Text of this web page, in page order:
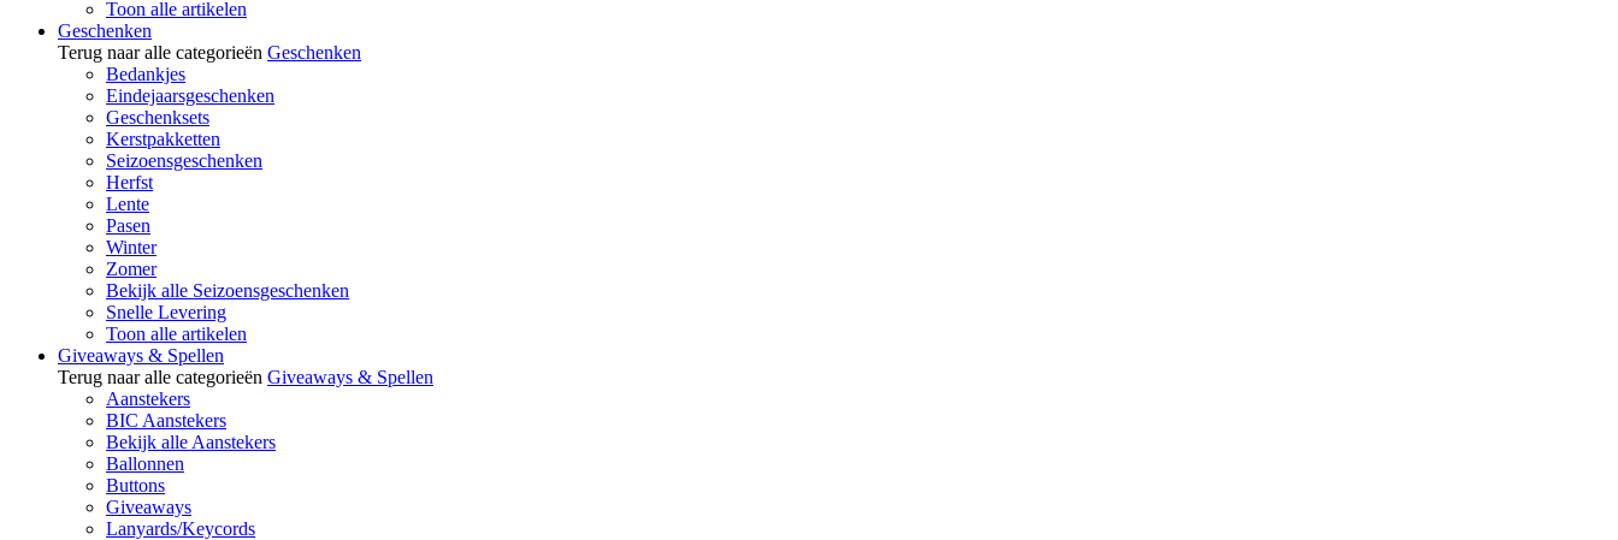
Toon alle artikelen
Geschenken
Terug naar alle categorieën Geschenken
Bedankjes
Eindejaarsgeschenken
Geschenksets
Kerstpakketten
Seizoensgeschenken
Herfst
Lente
Pasen
Winter
Zomer
Bekijk alle Seizoensgeschenken
Snelle Levering
Toon alle artikelen
Giveaways & Spellen
Terug naar alle categorieën Giveaways & Spellen
Aanstekers
BIC Aanstekers
Bekijk alle Aanstekers
Ballonnen
Buttons
Giveaways
Lanyards/Keycords